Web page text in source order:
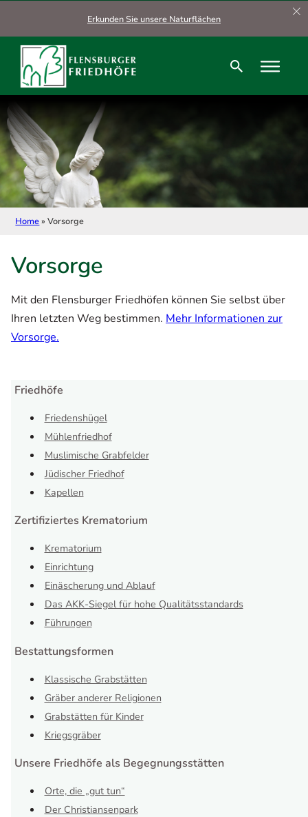
Zum Hauptinhalt springen
Zum Footer springenErkunden Sie unsere Naturflächen
Home»Vorsorge
Friedhöfe
Friedenshügel
Mühlenfriedhof
Muslimische Grabfelder
Jüdischer Friedhof
Kapellen
Zertifiziertes Krematorium
Krematorium
Einrichtung
Einäscherung und Ablauf
Das AKK-Siegel für hohe Qualitätsstandards
Führungen
Bestattungsformen
Klassische Grabstätten
Gräber anderer Religionen
Grabstätten für Kinder
Kriegsgräber
Unsere Friedhöfe als Begegnungsstätten
Orte, die „gut tun“
Der Christiansenpark
Vorsorge
Mit den Flensburger Friedhöfen können Sie selbst über
Ihren letzten Weg bestimmen. Mehr Informationen zur
Vorsorge.